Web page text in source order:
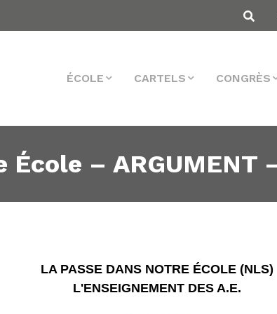
ÉCOLE CARTELS CONGRÈS
École – ARGUMENT
LA PASSE DANS NOTRE ÉCOLE (NLS)
L'ENSEIGNEMENT DES A.E.